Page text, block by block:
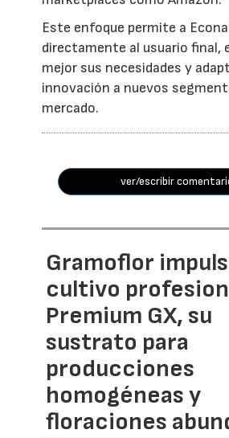
Este enfoque permite a
directamente al usuario final,
mejor sus necesidades y
innovación a nuevos
mercado.
ver/escribir
Gramoflor
cultivo
Premium GX, su
sustrato para
producciones
homogéneas y
floraciones